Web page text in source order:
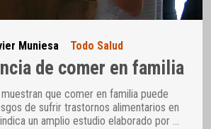
Muniesa Todo Salud
de comer en familia
que comer en familia puede
de sufrir trastornos alimentarios en
un amplio estudio elaborado por …